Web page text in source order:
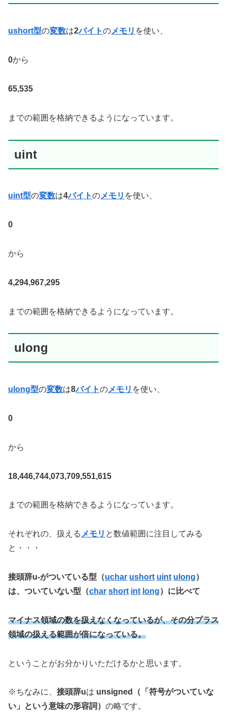
ushort型の変数は2バイトのメモリ を使い、
0から
65,535
までの範囲を格納できるようになっています。
uint
uint型の変数は4バイトのメモリ を使い、
0
から
4,294,967,295
までの範囲を格納できるようになっています。
ulong
ulong型の変数は8バイトのメモリ を使い、
0
から
18,446,744,073,709,551,615
までの範囲を格納できるようになっています。
それぞれの、扱える メモリ と数値範囲に注目してみる
と・・・
接頭辞u-がついている型（uchar ushort uint ulong）
は、ついていない型（char short int long）に比べて
マイナス領域の数を扱えなくなっているが、その分プラス
領域の扱える範囲が倍になっている。
ということがお分かりいただけるかと思います。
※ちなみに、 接頭辞uは unsigned（「符号がついていな
い」という意味の形容詞） の略です。